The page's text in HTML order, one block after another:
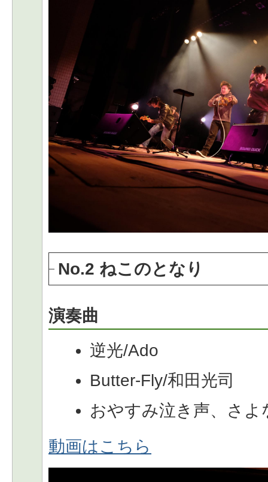
No.2 ねこのとなり
演奏曲
逆光/Ado
Butter-Fly/和田光司
おやすみ泣き声、さ
動画はこちら